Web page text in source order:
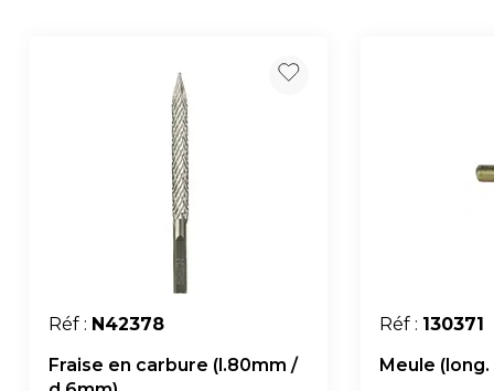
Réf : N42378
Fraise en carbure (l.80mm /
Réf : 130371
Meule